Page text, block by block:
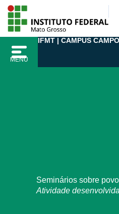
para
conteúdo
MENU
IFMT | CAMPUS
Seminários sobre
Atividade